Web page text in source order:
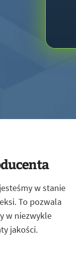
w stanie
To pozwala
w niezwykle
jakości.